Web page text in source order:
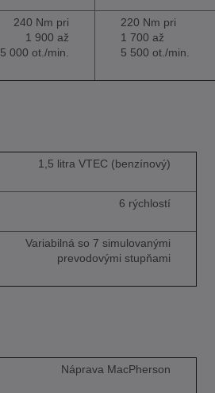
240 Nm pri
1 900 až
5 000 ot./min.
220 Nm pri
1 700 až
5 500 ot./min.
1,5 litra VTEC (benzínový)
6 rýchlostí
Variabilná so 7 simulovanými
prevodovými stupňami
Náprava MacPherson